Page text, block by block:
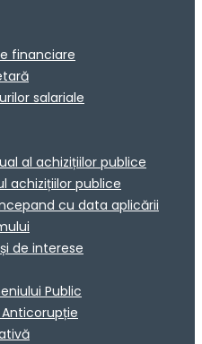
financiare
salariale
al achizițiilor publice
achizițiilor publice
cu data aplicării
de interese
Public